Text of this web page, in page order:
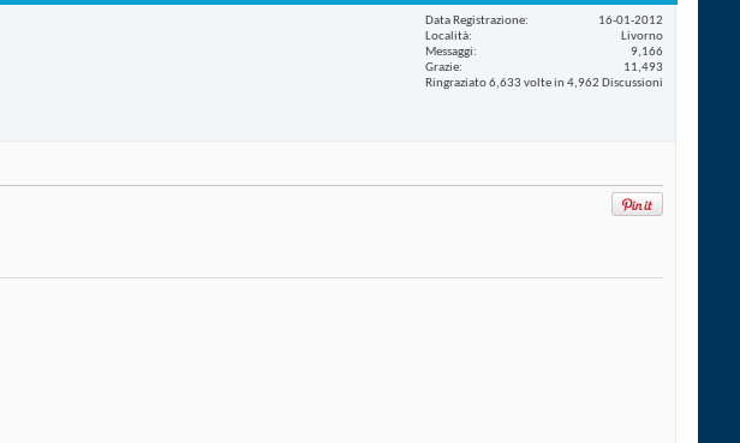
Data Registrazione
16-01-2012
Località
Livorno
Messaggi
9,166
Grazie
11,493
Ringraziato 6,633 volte in 4,962 Discussioni